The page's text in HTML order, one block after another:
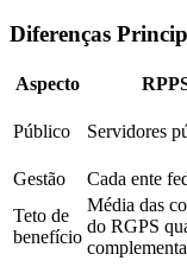
Diferenças
Aspecto
Público Servidores
Gestão
Cada ente
Teto de
benefício
Média das
do RGPS